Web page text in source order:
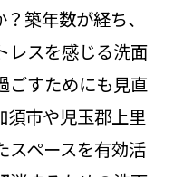
築年数が経ち、
レスを感じる洗面
ごすためにも見直
須市や児玉郡上里
スペースを有効活